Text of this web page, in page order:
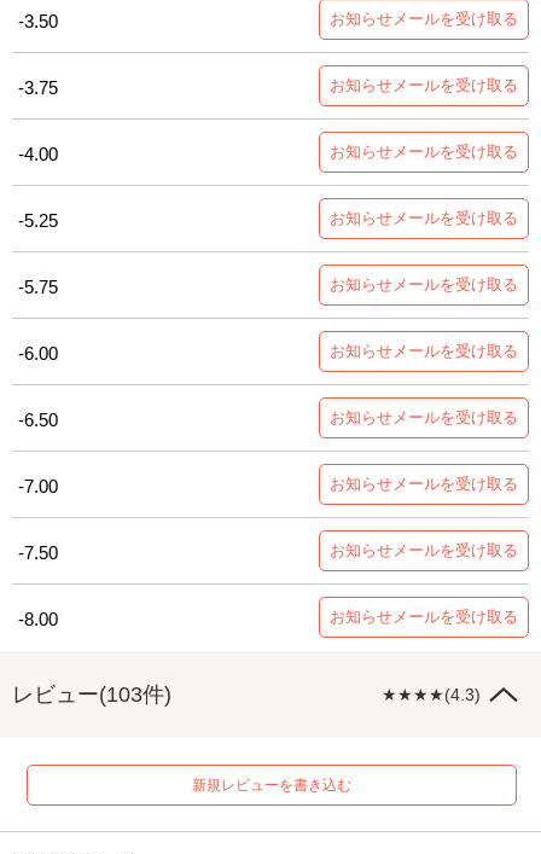
-3.50 お知らせメールを受け取る
-3.75 お知らせメールを受け取る
-4.00 お知らせメールを受け取る
-5.25 お知らせメールを受け取る
-5.75 お知らせメールを受け取る
-6.00 お知らせメールを受け取る
-6.50 お知らせメールを受け取る
-7.00 お知らせメールを受け取る
-7.50 お知らせメールを受け取る
-8.00 お知らせメールを受け取る
レビュー(103件) ★★★★(4.3)
新規レビューを書き込む